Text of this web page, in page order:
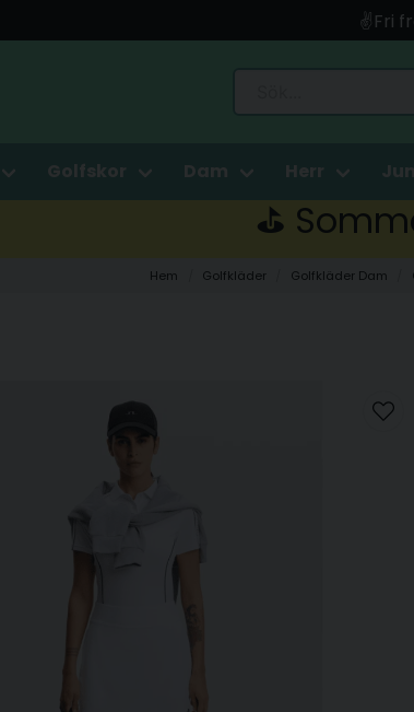
✌️Fri
🛍️ Betala med
Golfskor Dam Herr
⛳️
Hem Golfkläder Golfkläder Dam